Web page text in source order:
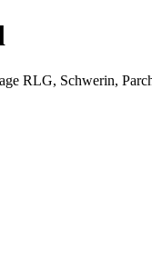
RLG, Schwerin,